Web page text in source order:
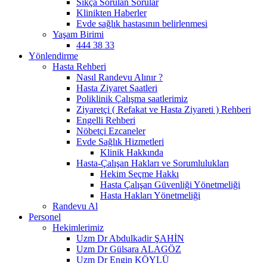
Klinikten Haberler
Evde sağlık hastasının belirlenmesi
Yaşam Birimi
444 38 33
Yönlendirme
Hasta Rehberi
Nasıl Randevu Alınır ?
Hasta Ziyaret Saatleri
Poliklinik Çalışma saatlerimiz
Ziyaretçi ( Refakat ve Hasta Ziyareti ) Rehberi
Engelli Rehberi
Nöbetçi Ezcaneler
Evde Sağlık Hizmetleri
Klinik Hakkında
Hasta-Çalışan Hakları ve Sorumlulukları
Hekim Seçme Hakkı
Hasta Çalışan Güvenliği Yönetmeliği
Hasta Hakları Yönetmeliği
Randevu Al
Personel
Hekimlerimiz
Uzm Dr Abdulkadir ŞAHİN
Uzm Dr Gülsara ALAGÖZ
Uzm Dr Engin KÖYLÜ